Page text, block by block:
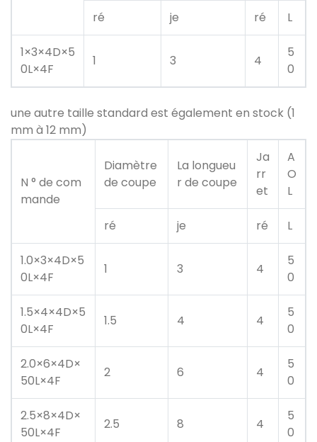
ré je ré L
1×3×4D×5
0L×4F
1 3 4
5
0
une autre taille standard est également en stock (1
mm à 12 mm)
N ° de com
mande
Diamètre
de coupe
La longueu
r de coupe
Ja
rr
et
A
O
L
ré je ré L
1.0×3×4D×5
0L×4F
1 3 4
5
0
1.5×4×4D×5
0L×4F
1.5 4 4
5
0
2.0×6×4D×
50L×4F
2 6 4
5
0
2.5×8×4D×
50L×4F
2.5 8 4
5
0